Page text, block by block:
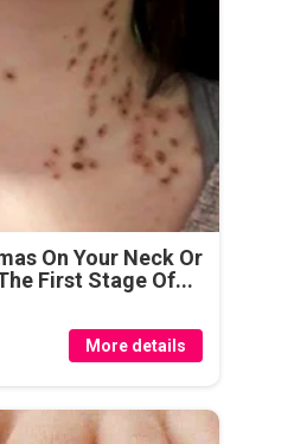
On Your Neck Or
First Stage Of...
More details